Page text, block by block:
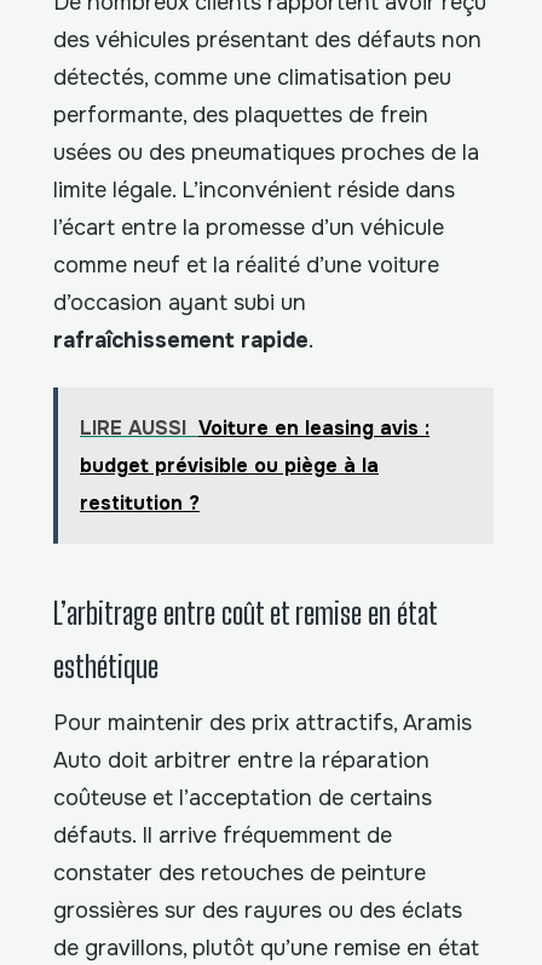
des véhicules présentant des défauts non
détectés, comme une climatisation peu
performante, des plaquettes de frein
usées ou des pneumatiques proches de la
limite légale. L’inconvénient réside dans
l’écart entre la promesse d’un véhicule
comme neuf et la réalité d’une voiture
d’occasion ayant subi un
rafraîchissement rapide.
LIRE AUSSI Voiture en leasing avis :
budget prévisible ou piège à la
restitution ?
L’arbitrage entre coût et remise en état
esthétique
Pour maintenir des prix attractifs, Aramis
Auto doit arbitrer entre la réparation
coûteuse et l’acceptation de certains
défauts. Il arrive fréquemment de
constater des retouches de peinture
grossières sur des rayures ou des éclats
de gravillons, plutôt qu’une remise en état